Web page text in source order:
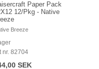
Paper Pack
12/Pkg - Native
Breeze
nr. 82704
SEK